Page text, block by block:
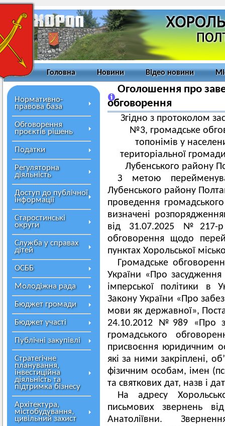
Головна Новини Відео новини
Нормативно-
правова база
Обговорення
проєктів рішень
Податки
Регуляторна
діяльність
Доступ до публічної
інформації
Старостинські
округи
Служба у справах
дітей
ОСББ
Молодіжна рада
Бюджет громади
Бюджет участі
Публічні закупівлі
Стратегічне
планування,
інвестиційна
діяльність та
підтримка бізнесу
Архітектура,
містобудування,
цивільний захист
Оголошення про
обговорення
Згідно з протоколом
№3, громадське
топонімів у
територіальної
Лубенського району
З метою
Лубенського району
проведення
визначені
від 31.07.2025 №217-р
обговорення щодо
пунктах Хорольської
Громадське
України «Про засудження
імперської політики в
Закону України «Про
мови як державної»,
24.10.2012 №989 «Про
громадського
присвоєння юридичним
які за ними закріплені,
фізичним особам, імен
та святкових дат, назв і
На адресу
письмових звернень
Анатоліївни.